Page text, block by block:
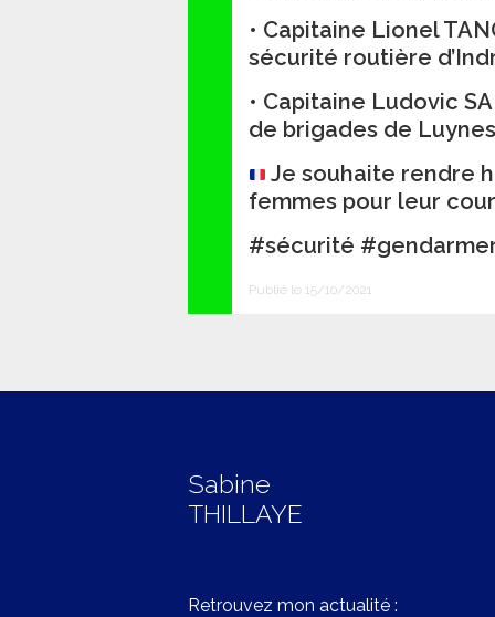
• Capitaine Lionel
sécurité routière
• Capitaine Ludovic
de brigades de
Je souhaite rendre
femmes pour leur
#sécurité
Publié le 15/10/2021
Sabine
THILLAYE
Retrouvez mon actualité :